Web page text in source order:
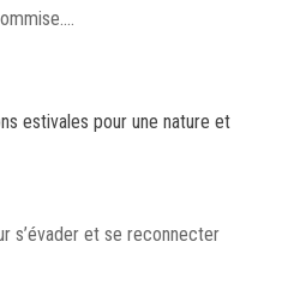
estivales pour une nature et
s’évader et se reconnecter